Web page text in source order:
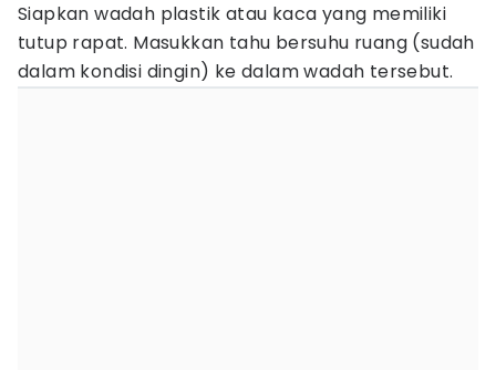
Siapkan wadah plastik atau kaca yang memiliki
tutup rapat. Masukkan tahu bersuhu ruang (sudah
dalam kondisi dingin) ke dalam wadah tersebut.